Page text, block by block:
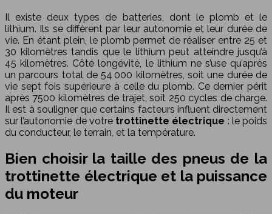
Il existe deux types de batteries, dont le plomb et le
lithium. Ils se diffèrent par leur autonomie et leur durée de
vie. En étant plein, le plomb permet de réaliser entre 25 et
30 kilomètres tandis que le lithium peut atteindre jusqu’à
45 kilomètres. Côté longévité, le lithium ne s’use qu’après
un parcours total de 54 000 kilomètres, soit une durée de
vie sept fois supérieure à celle du plomb. Ce dernier périt
après 7500 kilomètres de trajet, soit 250 cycles de charge.
Il est à souligner que certains facteurs influent directement
sur l’autonomie de votre trottinette électrique : le poids
du conducteur, le terrain, et la température.
Bien choisir la taille des pneus de la
trottinette électrique et la puissance
du moteur